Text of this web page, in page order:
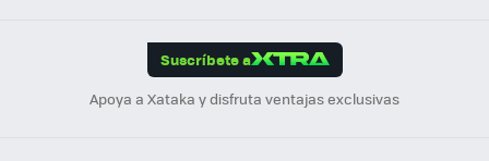
Suscríbete a
Apoya a Xataka y disfruta ventajas exclusivas